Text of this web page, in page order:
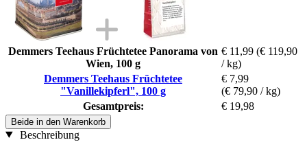
Demmers Teehaus Früchtetee Panorama von
Wien, 100 g
€ 11,99 (€ 119,90
/ kg)
Demmers Teehaus Früchtetee
"Vanillekipferl", 100 g
€ 7,99
(€ 79,90 / kg)
Gesamtpreis:
€ 19,98
Beide in den Warenkorb
Beschreibung